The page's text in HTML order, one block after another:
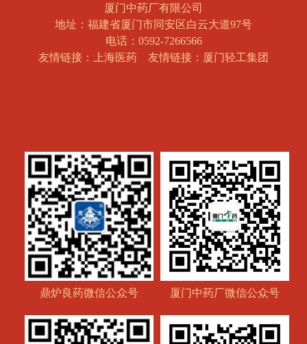
厦门中药厂有限公司
地址：福建省厦门市同安区白云大道97号
电话：0592-7266566
友情链接：上海医药
友情链接：厦门轻工集团
鼎炉良药微信公众号 厦门中药厂微信公众号